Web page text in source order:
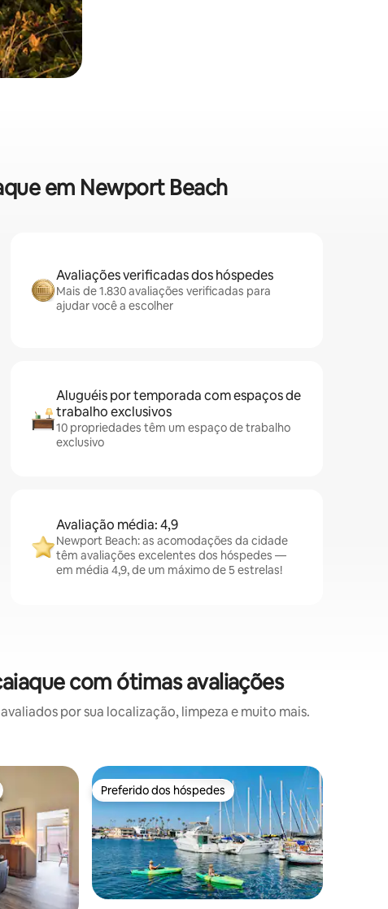
em Newport Beach
Avaliações verificadas dos hóspedes
Mais de 1.830 avaliações verificadas para
ajudar você a escolher
Aluguéis por temporada com espaços de
trabalho exclusivos
10 propriedades têm um espaço de trabalho
exclusivo
Avaliação média: 4,9
Newport Beach: as acomodações da cidade
têm avaliações excelentes dos hóspedes —
em média 4,9, de um máximo de 5 estrelas!
com ótimas avaliações
por sua localização, limpeza e muito mais.
dos hóspedes Preferido dos hóspedes
Preferido dos hóspedes